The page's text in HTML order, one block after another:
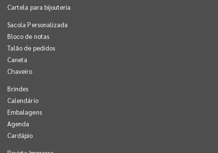
Cartela para bijouteria
Sacola Personalizada
Bloco de notas
Talão de pedidos
Caneta
Chaveiro
Brindes
Calendário
Embalagens
Agenda
Cardápio